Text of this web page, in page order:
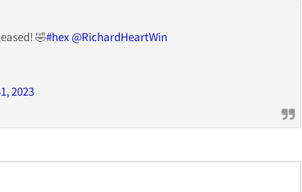
🤣#hex@RichardHeartWin
2023